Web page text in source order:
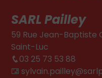
SARL Pailley
59 Rue Jean-Baptiste
Saint-Luc
03 25 73 53 88